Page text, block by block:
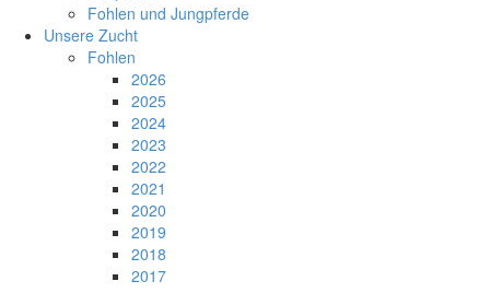
Fohlen und Jungpferde
Unsere Zucht
Fohlen
2026
2025
2024
2023
2022
2021
2020
2019
2018
2017